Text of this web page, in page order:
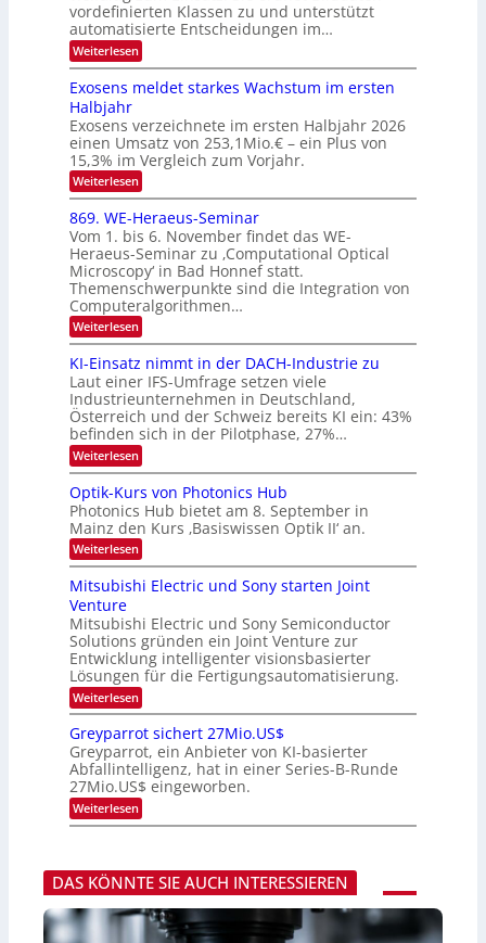
e
c
t
r
h
T
a
l
k
e
r
V
S
O
N
2
0
2
6
d
e
n
vordefinierten Klassen zu und unterstützt
automatisierte Entscheidungen im…
Weiterlesen:
W
n
d
i
e
K
I
m
i
t
d
e
n
k
t
Exosens meldet starkes Wachstum im ersten
Halbjahr
Exosens verzeichnete im ersten Halbjahr 2026
einen Umsatz von 253,1Mio.€ – ein Plus von
15,3% im Vergleich zum Vorjahr.
Weiterlesen:
E
x
o
s
e
n
s
m
e
l
d
e
t
s
t
a
r
k
e
W
a
c
h
s
u
i
m
e
r
s
t
e
n
H
a
l
b
j
a
869. WE-Heraeus-Seminar
Vom 1. bis 6. November findet das WE-
Heraeus-Seminar zu ‚Computational Optical
Microscopy‘ in Bad Honnef statt.
Themenschwerpunkte sind die Integration von
Computeralgorithmen…
Weiterlesen:
8
9
.
W
E
-
H
e
r
a
e
u
s
-
S
e
n
a
r
KI-Einsatz nimmt in der DACH-Industrie zu
Laut einer IFS-Umfrage setzen viele
Industrieunternehmen in Deutschland,
Österreich und der Schweiz bereits KI ein: 43%
befinden sich in der Pilotphase, 27%…
Weiterlesen:
K
-
E
i
n
s
t
n
m
m
t
i
n
d
e
r
D
A
C
H
d
u
s
Optik-Kurs von Photonics Hub
Photonics Hub bietet am 8. September in
Mainz den Kurs ‚Basiswissen Optik II‘ an.
Weiterlesen:
O
p
t
k
-
K
u
r
s
v
o
n
P
h
o
t
o
c
s
H
u
Mitsubishi Electric und Sony starten Joint
Venture
Mitsubishi Electric und Sony Semiconductor
Solutions gründen ein Joint Venture zur
Entwicklung intelligenter visionsbasierter
Lösungen für die Fertigungsautomatisierung.
Weiterlesen:
M
t
s
u
b
i
s
h
l
e
c
Greyparrot sichert 27Mio.US$
Greyparrot, ein Anbieter von KI-basierter
Abfallintelligenz, hat in einer Series-B-Runde
27Mio.US$ eingeworben.
Weiterlesen:
G
y
p
a
r
DAS KÖNNTE SIE AUCH INTERESSIEREN